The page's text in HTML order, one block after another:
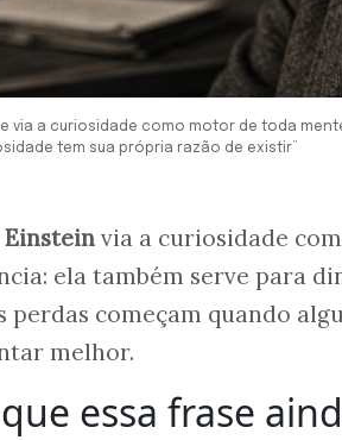
via a curiosidade como motor de toda
tem sua própria razão de existir”
via a curiosidade
ela também serve para
perdas começam quando
melhor.
essa frase